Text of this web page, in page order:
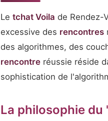
Le tchat Voila de Rendez-
excessive des rencontres
des algorithmes, des
rencontre réussie réside
sophistication de
La philosophie